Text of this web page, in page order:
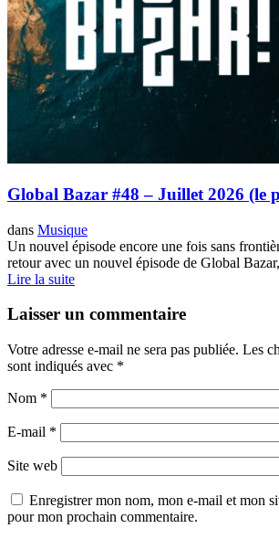
Global Bazar #48 – Juillet 2026 (le
dans Musique
Un nouvel épisode encore une fois sans
retour avec un nouvel épisode de Global
Lire la suite
Laisser un commentaire
Votre adresse e-mail ne sera pas publiée. Les
sont indiqués avec *
Nom *
E-mail *
Site web
Enregistrer mon nom, mon e-mail et mon
pour mon prochain commentaire.